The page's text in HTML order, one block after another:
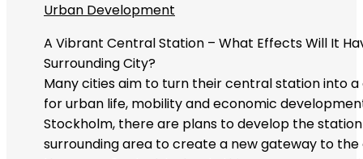
Urban Development
A Vibrant Central Station – What Effects Will It
Surrounding City?
Many cities aim to turn their central station into
for urban life, mobility and economic
Stockholm, there are plans to develop the
surrounding area to create a new gateway to